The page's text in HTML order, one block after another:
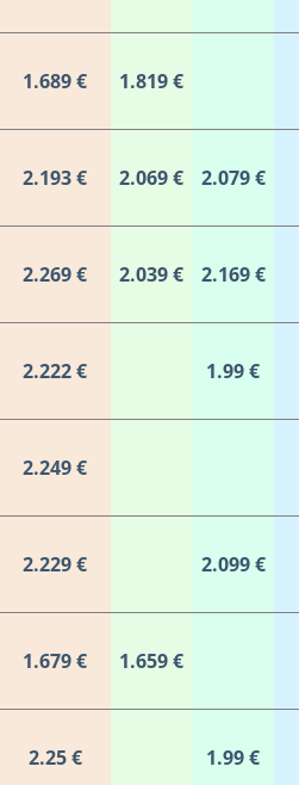
1.689 € 1.819 €
2.193 € 2.069 € 2.079 €
2.269 € 2.039 € 2.169 €
2.222 € 1.99 €
2.249 €
2.229 € 2.099 €
1.679 € 1.659 €
2.25 € 1.99 €